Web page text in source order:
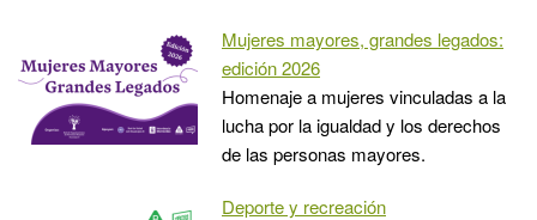
Mujeres mayores, grandes legados:
edición 2026
Homenaje a mujeres vinculadas a la
lucha por la igualdad y los derechos
de las personas mayores.
Deporte y recreación